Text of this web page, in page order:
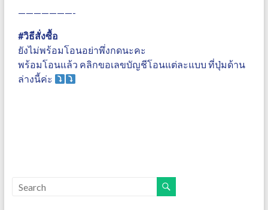
———————-
#วิธีสั่งซื้อ
ยังไม่พร้อมโอนอย่าพึ่งกดนะคะ
พร้อมโอนแล้ว คลิกขอเลขบัญชีโอนแต่ละแบบ ที่ปุ่มด้าน
ล่างนี้ค่ะ